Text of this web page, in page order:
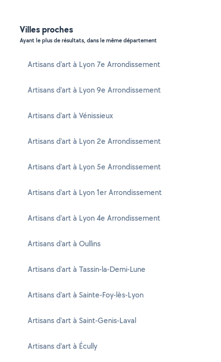
Villes proches
Ayant le plus de résultats, dans le même département
Artisans d'art à Lyon 7e Arrondissement
Artisans d'art à Lyon 9e Arrondissement
Artisans d'art à Vénissieux
Artisans d'art à Lyon 2e Arrondissement
Artisans d'art à Lyon 5e Arrondissement
Artisans d'art à Lyon 1er Arrondissement
Artisans d'art à Lyon 4e Arrondissement
Artisans d'art à Oullins
Artisans d'art à Tassin-la-Demi-Lune
Artisans d'art à Sainte-Foy-lès-Lyon
Artisans d'art à Saint-Genis-Laval
Artisans d'art à Écully